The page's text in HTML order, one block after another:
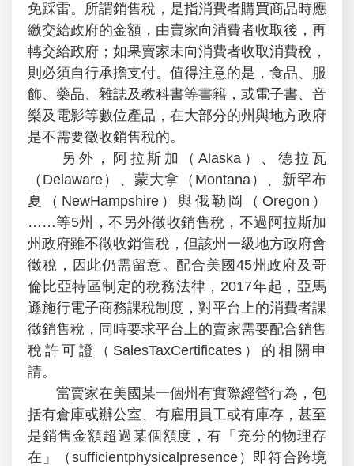
免踩雷。所謂銷售稅，是指消費者購買商品時應
繳交給政府的金額，由賣家向消費者收取後，再
轉交給政府；如果賣家未向消費者收取消費稅，
則必須自行承擔支付。值得注意的是，食品、服
飾、藥品、雜誌及教科書等書籍，或電子書、音
樂及電影等數位產品，在大部分的州與地方政府
是不需要徵收銷售稅的。
另外，阿拉斯加（Alaska）、德拉瓦
（Delaware）、蒙大拿（Montana）、新罕布
夏（NewHampshire）與俄勒岡（Oregon）
……等5州，不另外徵收銷售稅，不過阿拉斯加
州政府雖不徵收銷售稅，但該州一級地方政府會
徵稅，因此仍需留意。配合美國45州政府及哥
倫比亞特區制定的稅務法律，2017年起，亞馬
遜施行電子商務課稅制度，對平台上的消費者課
徵銷售稅，同時要求平台上的賣家需要配合銷售
稅許可證（SalesTaxCertificates）的相關申
請。
當賣家在美國某一個州有實際經營行為，包
括有倉庫或辦公室、有雇用員工或有庫存，甚至
是銷售金額超過某個額度，有「充分的物理存
在」（sufficientphysicalpresence）即符合跨境